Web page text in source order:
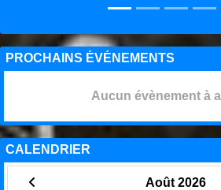
PROCHAINS ÉVÉNEMENTS
Aucun évènement à
CALENDRIER
Août 2026